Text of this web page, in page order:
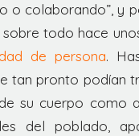
o colaborando”, y
todo hace
de persona.
tan pronto podían
su cuerpo como
del poblado,